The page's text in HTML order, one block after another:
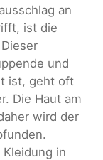
an
ist die
und
ist, geht oft
Die Haut am
wird der
in